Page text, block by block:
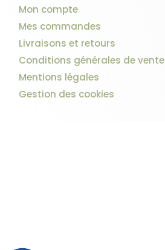
Mon compte
Mes commandes
Livraisons et retours
Conditions générales de vente
Mentions légales
Gestion des cookies